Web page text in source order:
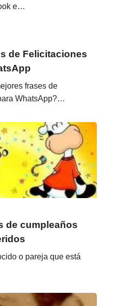
e…
de Felicitaciones
frases de
WhatsApp?…
de cumpleaños
o pareja que está